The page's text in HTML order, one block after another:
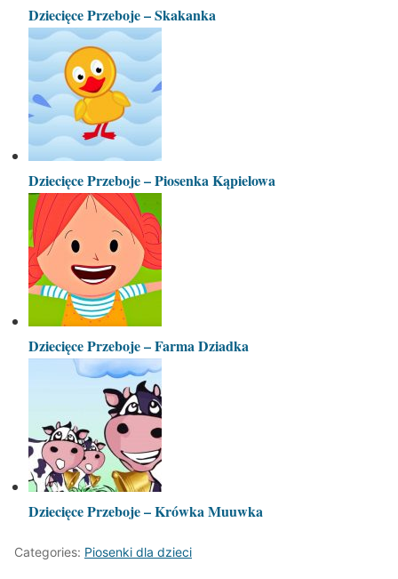
Dziecięce Przeboje – Skakanka
Dziecięce Przeboje – Piosenka Kąpielowa
Dziecięce Przeboje – Farma Dziadka
Dziecięce Przeboje – Krówka Muuwka
Categories: Piosenki dla dzieci